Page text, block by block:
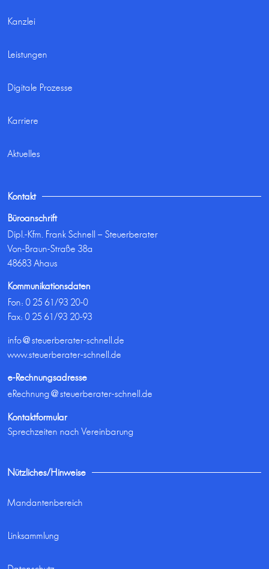
Kanzlei
Leistungen
Digitale Prozesse
Karriere
Aktuelles
Kontakt
Büroanschrift
Dipl.-Kfm. Frank Schnell – Steuerberater
Von-Braun-Straße 38a
48683 Ahaus
Kommunikationsdaten
Fon:0 25 61/93 20-0
Fax: 0 25 61/93 20-93
info@steuerberater-schnell.de
www.steuerberater-schnell.de
e-Rechnungsadresse
eRechnung@steuerberater-schnell.de
Kontaktformular
Sprechzeiten nach Vereinbarung
Nützliches/Hinweise
Mandantenbereich
Linksammlung